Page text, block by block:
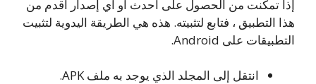
إذا تمكنت من الحصول على أحدث أو أي إصدار أقدم من
هذا التطبيق ، فتابع لتثبيته. هذه هي الطريقة اليدوية لتثبيت
التطبيقات على Android.
انتقل إلى المجلد الذي يوجد به ملف APK.